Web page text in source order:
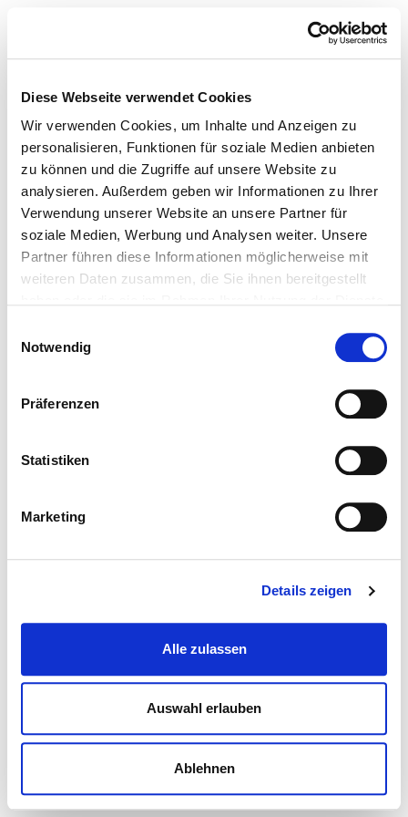
Diese Webseite verwendet Cookies
Wir verwenden Cookies, um Inhalte und Anzeigen zu
personalisieren, Funktionen für soziale Medien anbieten
zu können und die Zugriffe auf unsere Website zu
analysieren. Außerdem geben wir Informationen zu Ihrer
Verwendung unserer Website an unsere Partner für
soziale Medien, Werbung und Analysen weiter. Unsere
Partner führen diese Informationen möglicherweise mit
weiteren Daten zusammen, die Sie ihnen bereitgestellt
Notwendig
Präferenzen
Statistiken
Marketing
Details zeigen
Alle zulassen
Auswahl erlauben
Ablehnen